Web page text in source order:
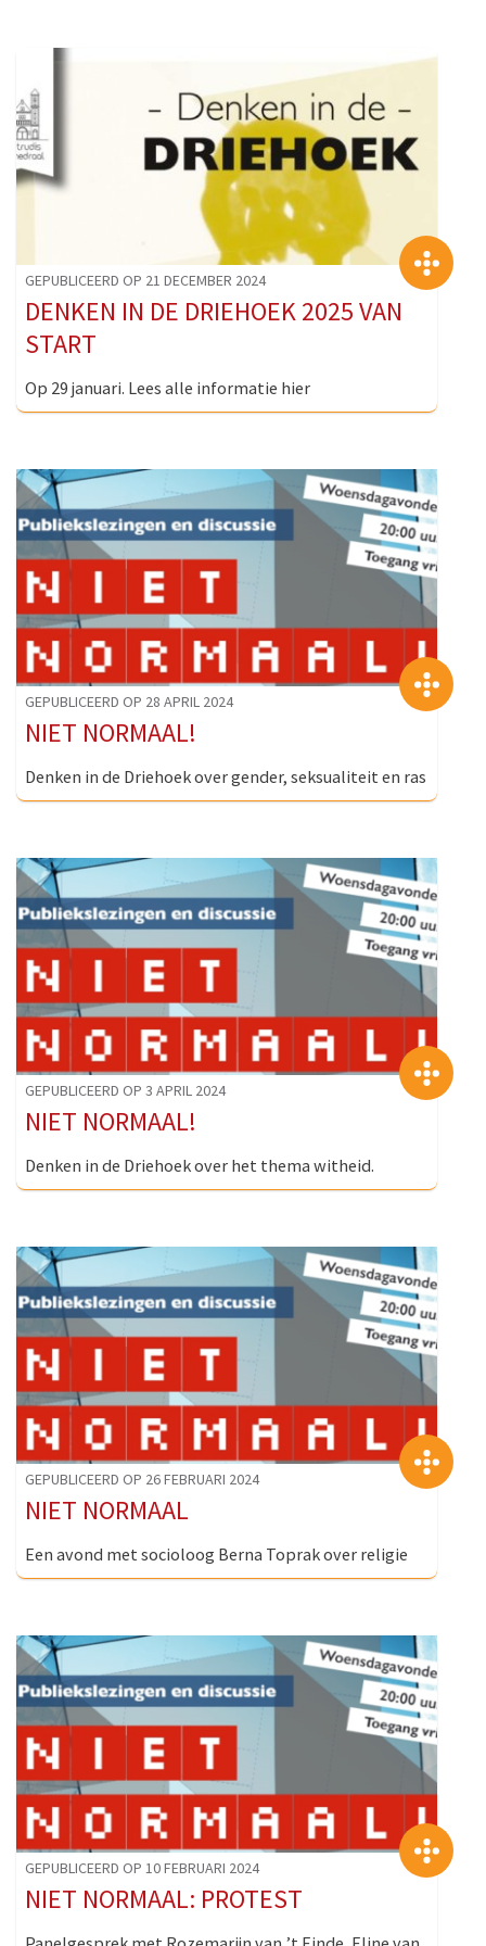
GEPUBLICEERD OP 21 DECEMBER 2024
DENKEN IN DE DRIEHOEK 2025 VAN
START
Op 29 januari. Lees alle informatie hier
GEPUBLICEERD OP 28 APRIL 2024
NIET NORMAAL!
Denken in de Driehoek over gender, seksualiteit en ras
GEPUBLICEERD OP 3 APRIL 2024
NIET NORMAAL!
Denken in de Driehoek over het thema witheid.
GEPUBLICEERD OP 26 FEBRUARI 2024
NIET NORMAAL
Een avond met socioloog Berna Toprak over religie
GEPUBLICEERD OP 10 FEBRUARI 2024
NIET NORMAAL: PROTEST